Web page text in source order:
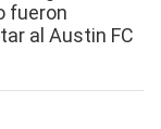
fueron
al Austin FC